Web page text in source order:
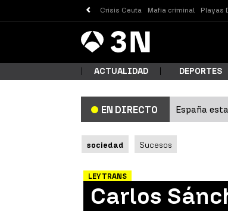
Crisis Ceuta Mafia criminal Playas
Antena
3 Noticias
ACTUALIDAD DEPORTES
EN DIRECTO España
sociedad Sucesos
LEY TRANS
Carlos